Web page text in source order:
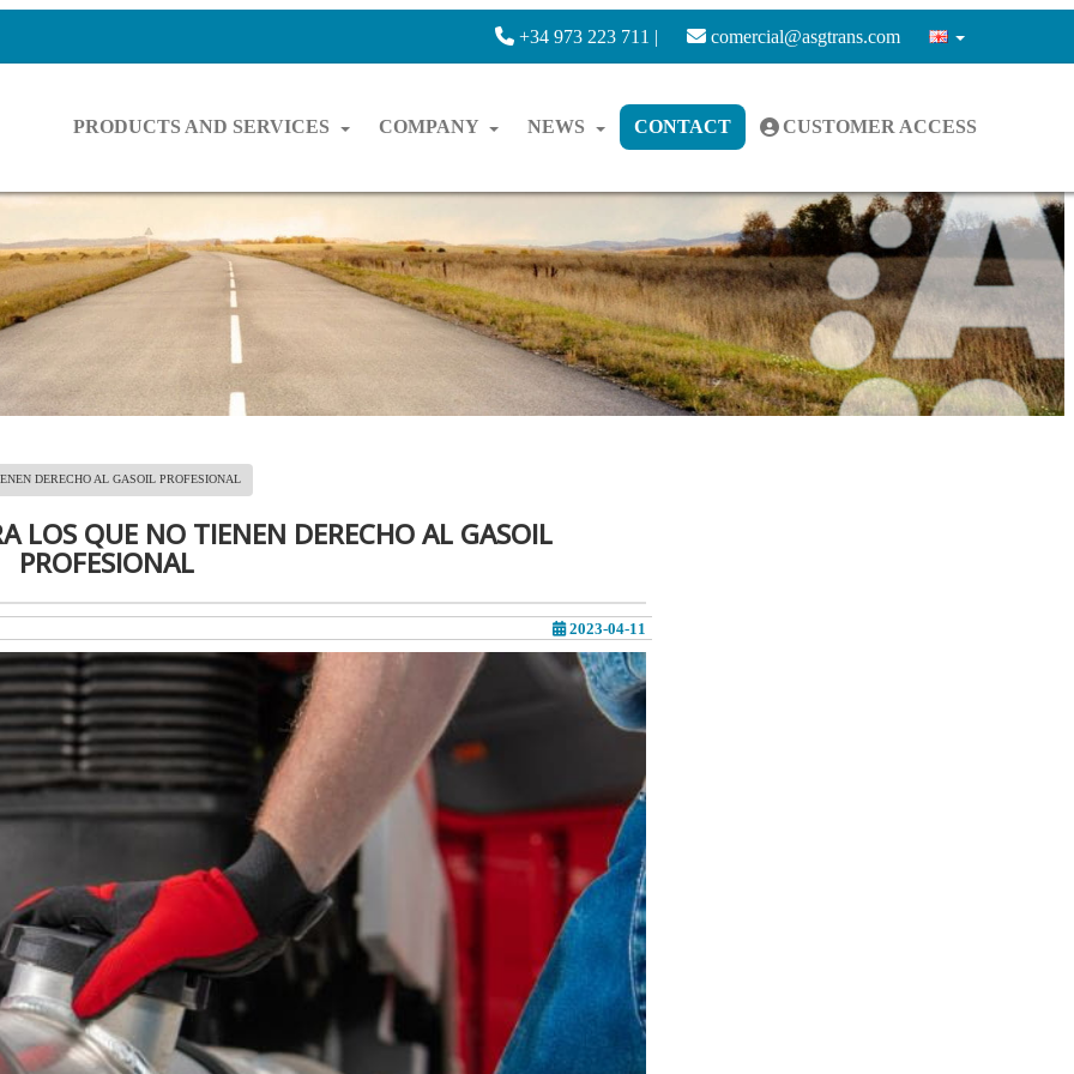
+34 973 223 711 | comercial@asgtrans.com
PRODUCTS AND SERVICES COMPANY NEWS CONTACT CUSTOMER ACCESS
DERECHO AL GASOIL PROFESIONAL
LOS QUE NO TIENEN DERECHO AL GASOIL
PROFESIONAL
2023-04-11